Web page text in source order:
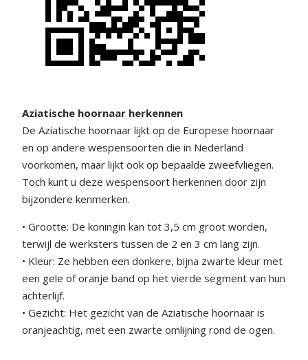
Aziatische hoornaar herkennen
De Aziatische hoornaar lijkt op de Europese hoornaar
en op andere wespensoorten die in Nederland
voorkomen, maar lijkt ook op bepaalde zweefvliegen.
Toch kunt u deze wespensoort herkennen door zijn
bijzondere kenmerken.
• Grootte: De koningin kan tot 3,5 cm groot worden,
terwijl de werksters tussen de 2 en 3 cm lang zijn.
• Kleur: Ze hebben een donkere, bijna zwarte kleur met
een gele of oranje band op het vierde segment van hun
achterlijf.
• Gezicht: Het gezicht van de Aziatische hoornaar is
oranjeachtig, met een zwarte omlijning rond de ogen.